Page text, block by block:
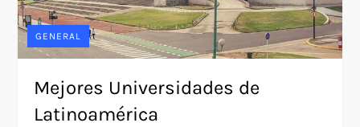
GENERAL
Mejores Universidades de
Latinoamérica